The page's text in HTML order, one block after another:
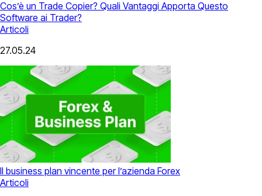
Cos’è un Trade Copier? Quali Vantaggi Apporta Questo
Software ai Trader?
Articoli
27.05.24
Il business plan vincente per l’azienda Forex
Articoli